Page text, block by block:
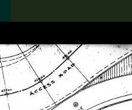
Search the Collection